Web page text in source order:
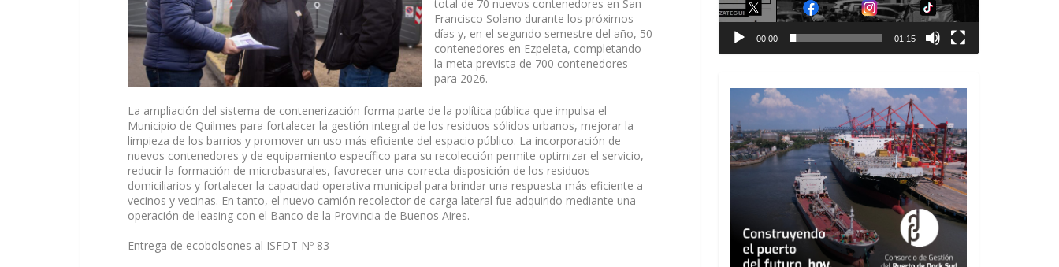
total de 70 nuevos contenedores en San
Francisco Solano durante los próximos
días y, en el segundo semestre del año, 50
contenedores en Ezpeleta, completando
la meta prevista de 700 contenedores
para 2026.
La ampliación del sistema de contenerización forma parte de la política pública que impulsa el
Municipio de Quilmes para fortalecer la gestión integral de los residuos sólidos urbanos, mejorar la
limpieza de los barrios y promover un uso más eficiente del espacio público. La incorporación de
nuevos contenedores y de equipamiento específico para su recolección permite optimizar el servicio,
reducir la formación de microbasurales, favorecer una correcta disposición de los residuos
domiciliarios y fortalecer la capacidad operativa municipal para brindar una respuesta más eficiente a
vecinos y vecinas. En tanto, el nuevo camión recolector de carga lateral fue adquirido mediante una
operación de leasing con el Banco de la Provincia de Buenos Aires.
Entrega de ecobolsones al ISFDT Nº 83
00:00 01:15